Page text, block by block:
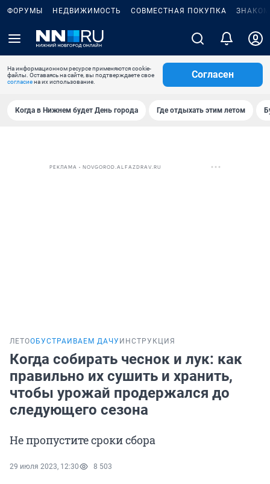
ФОРУМЫ НЕДВИЖИМОСТЬ СОВМЕСТНАЯ ПОКУПКА
На информационном ресурсе применяются cookie-
файлы. Оставаясь на сайте, вы подтверждаете свое
согласиена их использование.
Согласен
Когда в Нижнем будет День города Где отдыхать этим летом
РЕКЛАМА • NOVGOROD.ALFAZDRAV.RU
ЛЕТООБУСТРАИВАЕМ ДАЧУ ИНСТРУКЦИЯ
Когда собирать чеснок и лук: как
правильно их сушить и хранить,
чтобы урожай продержался до
следующего сезона
Не пропустите сроки сбора
29 июля 2023, 12:30 8 503